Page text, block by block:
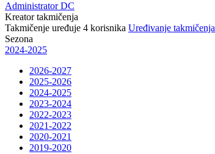
Administrator DC
Kreator takmičenja
Takmičenje uređuje 4 korisnika Uređivanje takmičenja
Sezona
2024-2025
2026-2027
2025-2026
2024-2025
2023-2024
2022-2023
2021-2022
2020-2021
2019-2020